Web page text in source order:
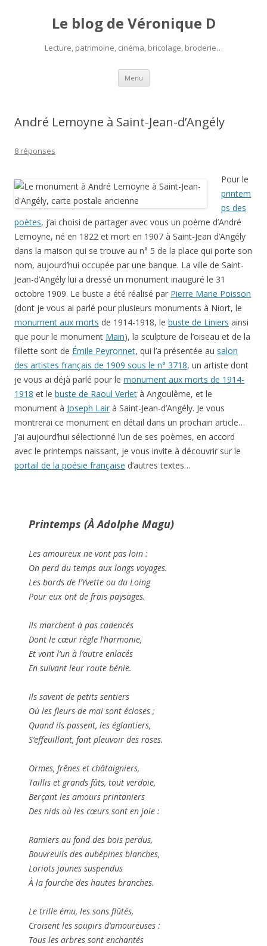
Le blog de Véronique D
Lecture, patrimoine, cinéma, bricolage, broderie…
Menu Aller
contenu
André Lemoyne à Saint-Jean-d’Angély
8 réponses
Pour le
printem
ps des
poètes, j’ai choisi de partager avec vous un poème d’André
Lemoyne, né en 1822 et mort en 1907 à Saint-Jean d’Angély
dans la maison qui se trouve au n° 5 de la place qui porte son
nom, aujourd’hui occupée par une banque. La ville de Saint-
Jean-d’Angély lui a dressé un monument inauguré le 31
octobre 1909. Le buste a été réalisé par Pierre Marie Poisson
(dont je vous ai parlé pour plusieurs monuments à Niort, le
monument aux morts de 1914-1918, le buste de Liniers ainsi
que pour le monument Main), la sculpture de l’oiseau et de la
fillette sont de Émile Peyronnet, qui l’a présentée au salon
des artistes français de 1909 sous le n° 3718, un artiste dont
je vous ai déjà parlé pour le monument aux morts de 1914-
1918 et le buste de Raoul Verlet à Angoulême, et le
monument à Joseph Lair à Saint-Jean-d’Angély. Je vous
montrerai ce monument en détail dans un prochain article…
J’ai aujourd’hui sélectionné l’un de ses poèmes, en accord
avec le printemps naissant, je vous invite à découvrir sur le
portail de la poésie française d’autres textes…
Printemps (À Adolphe Magu)
Les amoureux ne vont pas loin :
On perd du temps aux longs voyages.
Les bords de l’Yvette ou du Loing
Pour eux ont de frais paysages.
Ils marchent à pas cadencés
Dont le cœur règle l’harmonie,
Et vont l’un à l’autre enlacés
En suivant leur route bénie.
Ils savent de petits sentiers
Où les fleurs de mai sont écloses ;
Quand ils passent, les églantiers,
S’effeuillant, font pleuvoir des roses.
Ormes, frênes et châtaigniers,
Taillis et grands fûts, tout verdoie,
Berçant les amours printaniers
Des nids où les cœurs sont en joie :
Ramiers au fond des bois perdus,
Bouvreuils des aubépines blanches,
Loriots jaunes suspendus
À la fourche des hautes branches.
Le trille ému, les sons flûtés,
Croisent les soupirs d’amoureuses :
Tous les arbres sont enchantés